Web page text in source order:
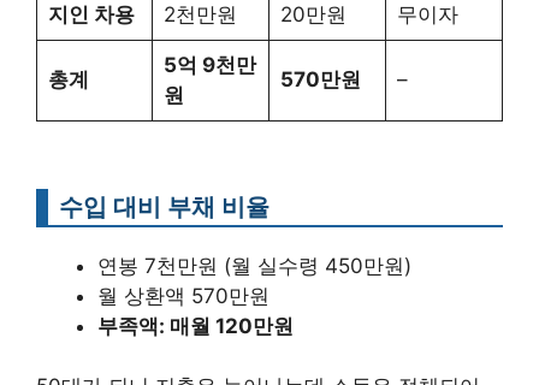
지인 차용 2천만원 20만원 무이자
총계
5억 9천만
원
570만원 –
수입 대비 부채 비율
연봉 7천만원 (월 실수령 450만원)
월 상환액 570만원
부족액: 매월 120만원